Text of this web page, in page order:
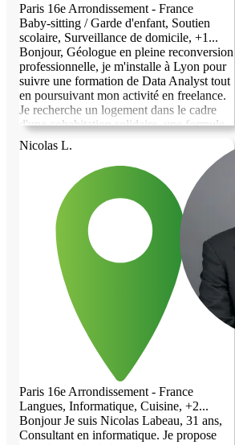
Paris 16e Arrondissement - France
Baby-sitting / Garde d'enfant, Soutien
scolaire, Surveillance de domicile, +1...
Bonjour, Géologue en pleine reconversion
professionnelle, je m'installe à Lyon pour
suivre une formation de Data Analyst tout
en poursuivant mon activité en freelance.
Je recherche un logement dans le cadre
d'une cohabitation solidaire, une formule
que je privilégie pour l'échange humain et
la convivialité qu'elle permet. Je souhaite
vous préciser que j'emménagerai avec ma
maman. Nous sommes des personnes
calmes, autonomes et très respectueuses
de la vie privée. Nous veillerons ensemble
à ce que notre présence soit discrète et
agréable pour vous. Durant cette période,
je serais ravie de vous rendre service selon
vos besoins. Je peux notamment vous
proposer mon aide pour : Le soutien
scolaire ou l'aide aux devoirs (pour vos
enfants ou petits-enfants), Le baby-sitting
ponctuel, L'aide informatique (résolution
de problèmes, bureautique, prise en main
d'outils numériques). Je reste disponible
pour échanger par téléphone ou pour une
rencontre, si vous souhaitez en savoir plus
sur notre projet. Au plaisir de vous lire !"
Asma
Nicolas L.
Paris 16e Arrondissement - France
Langues, Informatique, Cuisine, +2...
Bonjour Je suis Nicolas Labeau, 31 ans,
Consultant en informatique. Je propose